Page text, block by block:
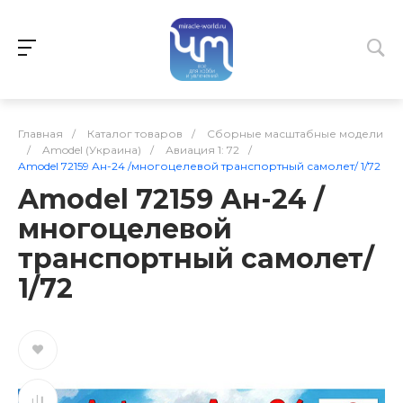
Главная / Каталог товаров /
Сборные масштабные модели
/
Amodel (Украина) / Авиация 1: 72
/
Amodel 72159 Ан-24 /многоцелевой транспортный самолет/ 1/72
Amodel 72159 Ан-24 /
многоцелевой
транспортный самолет/
1/72